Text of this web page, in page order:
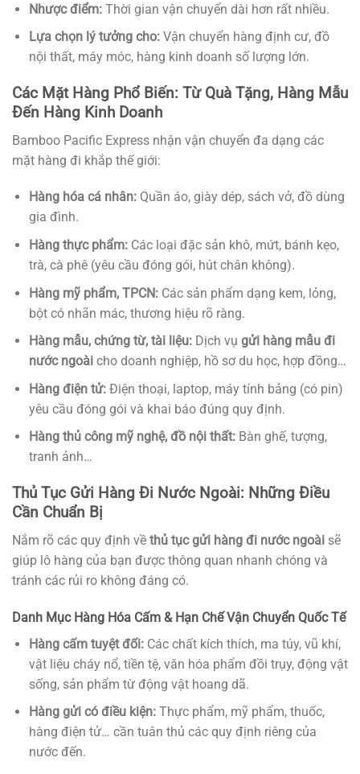
Nhược điểm:Thời gian vận chuyển dài hơn rất nhiều.
Lựa chọn lý tưởng cho:Vận chuyển hàng định cư, đồ
nội thất, máy móc, hàng kinh doanh số lượng lớn.
Các Mặt Hàng Phổ Biến: Từ Quà Tặng, Hàng Mẫu
Đến Hàng Kinh Doanh
Bamboo Pacific Express nhận vận chuyển đa dạng các
mặt hàng đi khắp thế giới:
Hàng hóa cá nhân:Quần áo, giày dép, sách vở, đồ dùng
gia đình.
Hàng thực phẩm:Các loại đặc sản khô, mứt, bánh kẹo,
trà, cà phê (yêu cầu đóng gói, hút chân không).
Hàng mỹ phẩm, TPCN:Các sản phẩm dạng kem, lỏng,
bột có nhãn mác, thương hiệu rõ ràng.
Hàng mẫu, chứng từ, tài liệu:Dịch vụ gửi hàng mẫu đi
nước ngoài cho doanh nghiệp, hồ sơ du học, hợp đồng…
Hàng điện tử:Điện thoại, laptop, máy tính bảng (có pin)
yêu cầu đóng gói và khai báo đúng quy định.
Hàng thủ công mỹ nghệ, đồ nội thất:Bàn ghế, tượng,
tranh ảnh…
Thủ Tục Gửi Hàng Đi Nước Ngoài: Những Điều
Cần Chuẩn Bị
Nắm rõ các quy định về thủ tục gửi hàng đi nước ngoài sẽ
giúp lô hàng của bạn được thông quan nhanh chóng và
tránh các rủi ro không đáng có.
Danh Mục Hàng Hóa Cấm & Hạn Chế Vận Chuyển Quốc Tế
Hàng cấm tuyệt đối:Các chất kích thích, ma túy, vũ khí,
vật liệu cháy nổ, tiền tệ, văn hóa phẩm đồi trụy, động vật
sống, sản phẩm từ động vật hoang dã.
Hàng gửi có điều kiện:Thực phẩm, mỹ phẩm, thuốc,
hàng điện tử… cần tuân thủ các quy định riêng của
nước đến.